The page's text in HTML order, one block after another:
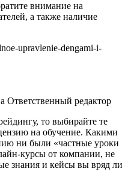
внимание на
а также наличие
upravlenie-dengami-i-
Ответственный редактор
то выбирайте те
на обучение. Какими
ни были «частные уроки
курсы от компании, не
знания и кейсы вы вряд ли